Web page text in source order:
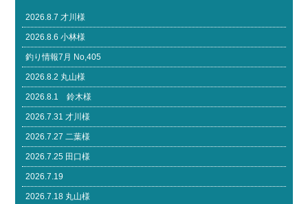
2026.8.7 才川様
2026.8.6 小林様
釣り情報7月 No,405
2026.8.2 丸山様
2026.8.1 鈴木様
2026.7.31 才川様
2026.7.27 二葉様
2026.7.25 田口様
2026.7.19
2026.7.18 丸山様